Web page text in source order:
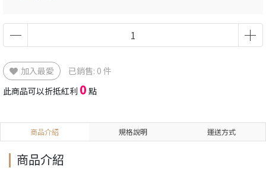
加入最愛
已銷售: 0 件
此商品可以折抵紅利 0 點
商品介紹 規格說明 運送方式
商品介紹